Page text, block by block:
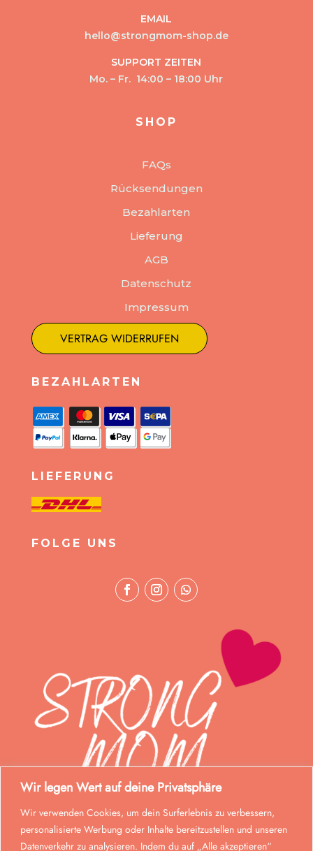
Wir legen Wert auf deine Privatsphäre
Wir verwenden Cookies, um dein Surferlebnis zu verbessern,
personalisierte Werbung oder Inhalte bereitzustellen und unseren
Datenverkehr zu analysieren. Indem du auf „Alle akzeptieren“
EMAIL
hello@strongmom-shop.de
SUPPORT ZEITEN
Mo. – Fr. 14:00 – 18:00 Uhr
SHOP
FAQs
Rücksendungen
Bezahlarten
Lieferung
AGB
Datenschutz
Impressum
VERTRAG WIDERRUFEN
BEZAHLARTEN
LIEFERUNG
FOLGE UNS